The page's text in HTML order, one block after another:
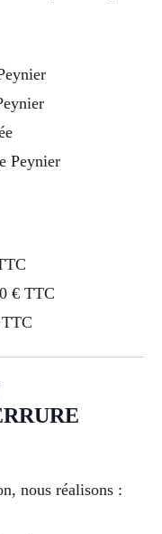
Peynier
€ TTC
nous réalisons :